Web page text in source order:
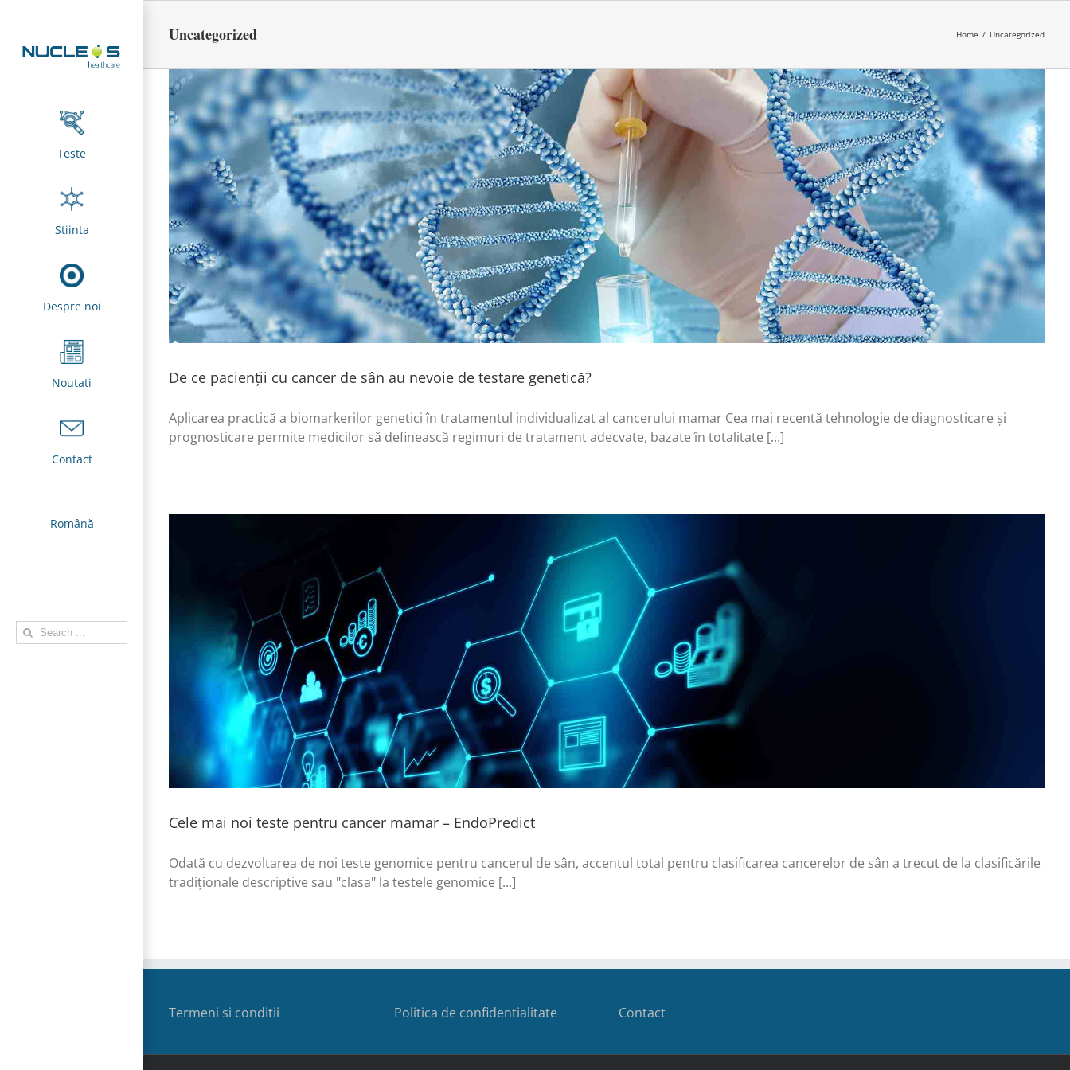
content
Teste
Stiinta
Despre noi
Noutati
Contact
Română
Search
for:
Uncategorized Home / Uncategorized
De ce pacienții cu cancer de sân au nevoie de testare genetică?
Aplicarea practică a biomarkerilor genetici în tratamentul individualizat al cancerului mamar Cea mai recentă tehnologie de diagnosticare și
prognosticare permite medicilor să definească regimuri de tratament adecvate, bazate în totalitate [...]
Cele mai noi teste pentru cancer mamar – EndoPredict
Odată cu dezvoltarea de noi teste genomice pentru cancerul de sân, accentul total pentru clasificarea cancerelor de sân a trecut de la clasificările
tradiționale descriptive sau "clasa" la testele genomice [...]
Termeni si conditii Politica de confidentialitate Contact